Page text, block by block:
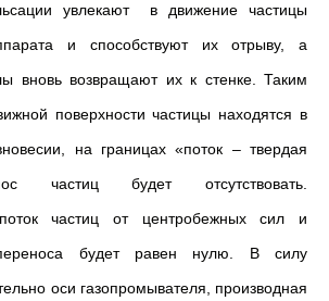
увлекают в движение частицы
и способствуют их отрыву, а
вновь возвращают их к стенке. Таким
поверхности частицы находятся в
на границах «поток – твердая
частиц будет отсутствовать.
частиц от центробежных сил и
будет равен нулю. В силу
оси газопромывателя, производная